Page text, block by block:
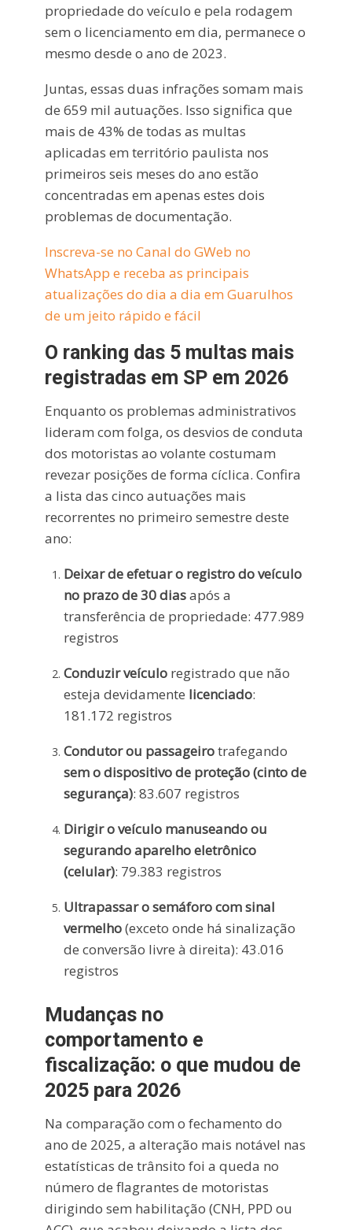
propriedade do veículo e pela rodagem
sem o licenciamento em dia, permanece o
mesmo desde o ano de 2023.
Juntas, essas duas infrações somam mais
de 659 mil autuações. Isso significa que
mais de 43% de todas as multas
aplicadas em território paulista nos
primeiros seis meses do ano estão
concentradas em apenas estes dois
problemas de documentação.
Inscreva-se no Canal do GWeb no
WhatsApp e receba as principais
atualizações do dia a dia em Guarulhos
de um jeito rápido e fácil
O ranking das 5 multas mais
registradas em SP em 2026
Enquanto os problemas administrativos
lideram com folga, os desvios de conduta
dos motoristas ao volante costumam
revezar posições de forma cíclica. Confira
a lista das cinco autuações mais
recorrentes no primeiro semestre deste
ano:
Deixar de efetuar o registro do veículo
no prazo de 30 diasapós a
transferência de propriedade: 477.989
registros
Conduzir veículoregistrado que não
esteja devidamente licenciado:
181.172 registros
Condutor ou passageirotrafegando
sem o dispositivo de proteção (cinto de
segurança): 83.607 registros
Dirigir o veículo manuseando ou
segurando aparelho eletrônico
(celular): 79.383 registros
Ultrapassar o semáforo com sinal
vermelho(exceto onde há sinalização
de conversão livre à direita): 43.016
registros
Mudanças no
comportamento e
fiscalização: o que mudou de
2025 para 2026
Na comparação com o fechamento do
ano de 2025, a alteração mais notável nas
estatísticas de trânsito foi a queda no
número de flagrantes de motoristas
dirigindo sem habilitação (CNH, PPD ou